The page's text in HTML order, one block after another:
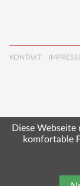
KONTAKT
Diese
komfortable